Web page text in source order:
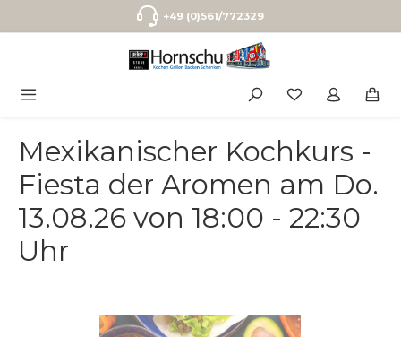
Zum Hauptinhalt springen+49 (0)561/772329
Mexikanischer Kochkurs -
Fiesta der Aromen am Do.
13.08.26 von 18:00 - 22:30
Uhr
Bildergalerie überspringen